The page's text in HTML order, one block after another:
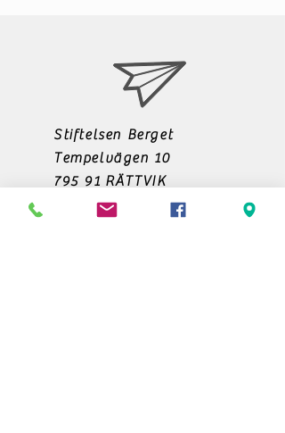
Stiftelsen Berget
Tempelvägen 10
795 91 RÄTTVIK
0248-797170